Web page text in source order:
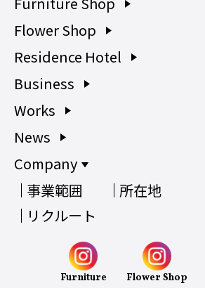
Flower Shop
Residence Hotel
Business
Works
News
Company
事業範囲
所在地
リクルート
Furniture Flower Shop